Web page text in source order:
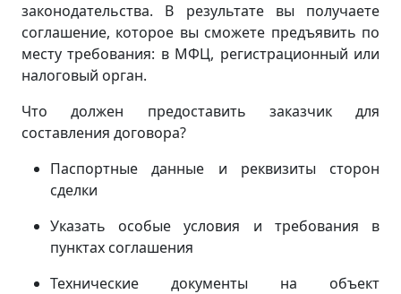
законодательства. В результате вы получаете
соглашение, которое вы сможете предъявить по
месту требования: в МФЦ, регистрационный или
налоговый орган.
Что должен предоставить заказчик для
составления договора?
Паспортные данные и реквизиты сторон
сделки
Указать особые условия и требования в
пунктах соглашения
Технические документы на объект